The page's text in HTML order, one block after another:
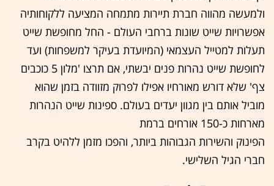
ולמעשה מהווה חברת תיירות מתמחה המציעה ללקוחותיה
אפשרויות שייט שונות ברחבי העולם - החל מחופשת שייט
תעלות למטייל העצמאי (המיועדת בעיקר למשפחות) ועד
לחופשת שייט נהרות פנים יבשתי, אם תרצו 'מלון 5 כוכבים
צף' שלא דורש מאורחיו אפילו לפרוק מזוודה בזמן שהוא
מוביל אותם בין מגוון יעדים בעולם. ספינות שייט הנהרות
מארחות כ-150 אורחים ברמת
הפינוק והשירות הגבוהות ביותר, והפכו מזמן ללהיט בקרב
חברי הגיל השלישי.